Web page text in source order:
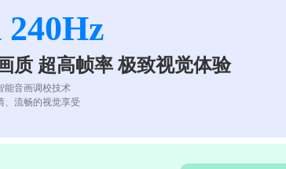
质 超高帧率 极致视觉体验
能音画调校技术
、流畅的视觉享受